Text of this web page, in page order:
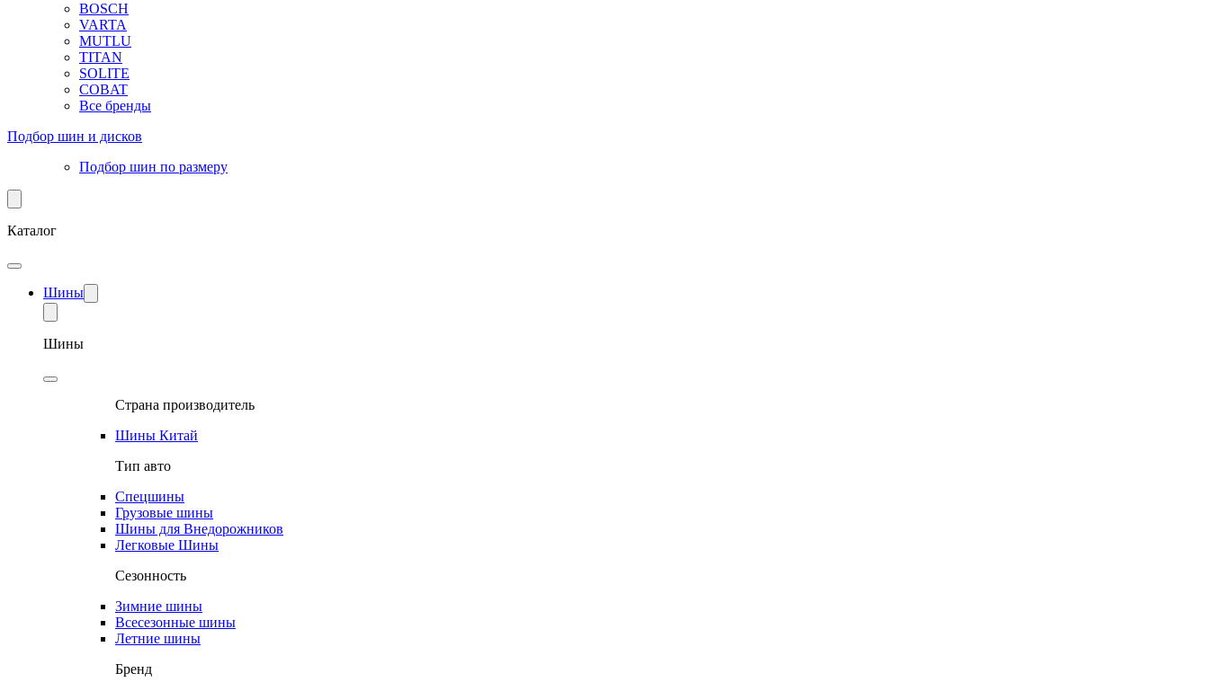
BOSCH
VARTA
MUTLU
TITAN
SOLITE
COBAT
Все бренды
Подбор шин и дисков
Подбор шин по размеру
Каталог
Шины
Шины
Страна производитель
Шины Китай
Тип авто
Спецшины
Грузовые шины
Шины для Внедорожников
Легковые Шины
Сезонность
Зимние шины
Всесезонные шины
Летние шины
Бренд